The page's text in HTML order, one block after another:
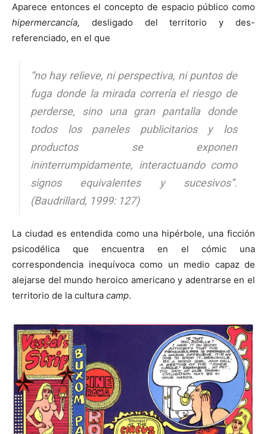
Aparece entonces el concepto de espacio público como
hipermercancía, desligado del territorio y des-
referenciado, en el que
“no hay relieve, ni perspectiva, ni puntos de
fuga donde la mirada correría el riesgo de
perderse, sino una gran pantalla donde
todos los paneles publicitarios y los
productos se exponen
ininterrumpidamente, interactuando como
signos equivalentes y sucesivos”.
(Baudrillard, 1999: 127)
La ciudad es entendida como una hipérbole, una ficción
psicodélica que encuentra en el cómic una
correspondencia inequívoca como un medio capaz de
alejarse del mundo heroico americano y adentrarse en el
territorio de la cultura camp.